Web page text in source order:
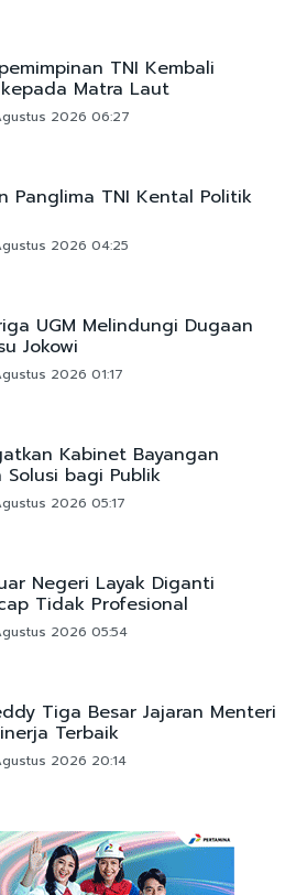
TNI Kembali
Matra Laut
2026 06:27
Panglima TNI Kental Politik
2026 04:25
UGM Melindungi Dugaan
Jokowi
2026 01:17
Kabinet Bayangan
Solusi bagi Publik
2026 05:17
Negeri Layak Diganti
Tidak Profesional
2026 05:54
Tiga Besar Jajaran Menteri
Terbaik
2026 20:14